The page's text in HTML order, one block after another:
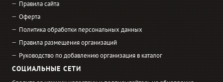
Правила сайта
Оферта
Политика обработки персональных данных
Правила размещения организаций
Руководство по добавлению организация в каталог
СОЦИАЛЬНЫЕ СЕТИ